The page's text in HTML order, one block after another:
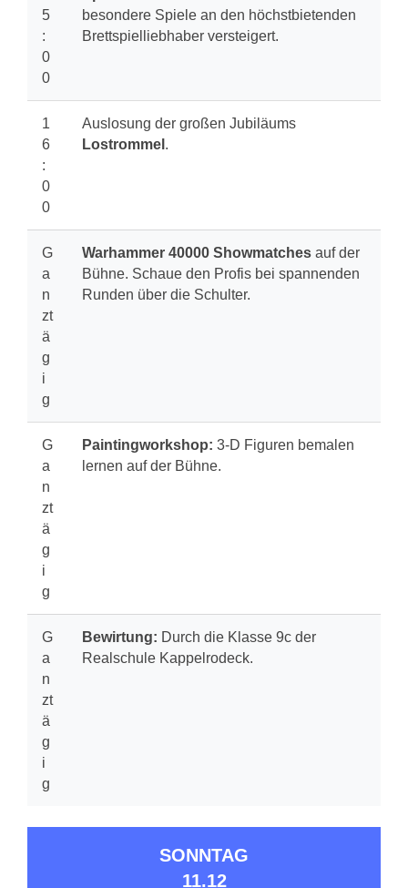
5
:
0
0
besondere Spiele an den höchstbietenden
Brettspielliebhaber versteigert.
1
6
:
0
0
Auslosung der großen Jubiläums
Lostrommel .
G
a
n
zt
ä
g
i
g
Warhammer 40000 Showmatchesauf der
Bühne. Schaue den Profis bei spannenden
Runden über die Schulter.
G
a
n
zt
ä
g
i
g
Paintingworkshop: 3-D Figuren bemalen
lernen auf der Bühne.
G
a
n
zt
ä
g
i
g
Bewirtung: Durch die Klasse 9c der
Realschule Kappelrodeck.
SONNTAG
11.12